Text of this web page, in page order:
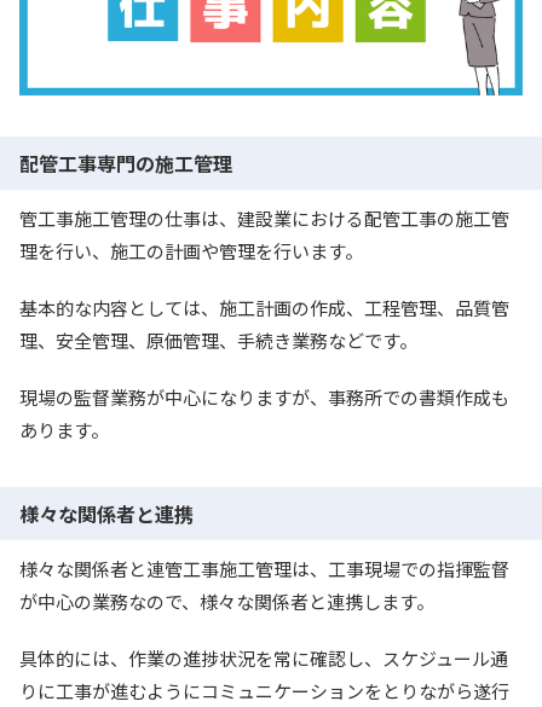
配管工事専門の施工管理
管工事施工管理の仕事は、建設業における配管工事の施工管
理を行い、施工の計画や管理を行います。
基本的な内容としては、施工計画の作成、工程管理、品質管
理、安全管理、原価管理、手続き業務などです。
現場の監督業務が中心になりますが、事務所での書類作成も
あります。
様々な関係者と連携
様々な関係者と連管工事施工管理は、工事現場での指揮監督
が中心の業務なので、様々な関係者と連携します。
具体的には、作業の進捗状況を常に確認し、スケジュール通
りに工事が進むようにコミュニケーションをとりながら遂行